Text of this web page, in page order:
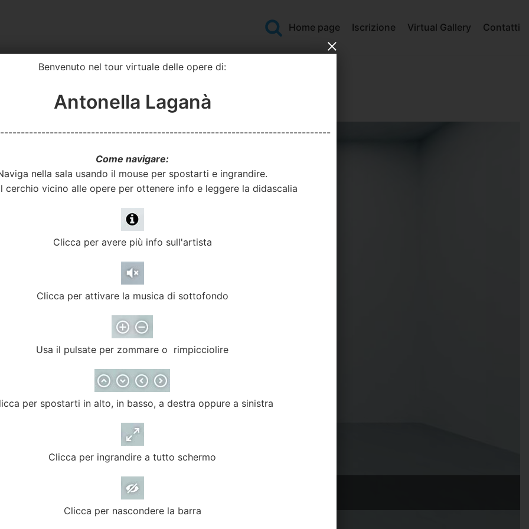
Home page Iscrizione Virtual Gallery Contatti
Virtual Gallery - Antonella Laganà
Benvenuto nel tour virtuale delle opere di:
Antonella Laganà
Come navigare:
nella sala usando il mouse per spostarti e ingrandire.
cerchio vicino alle opere per ottenere info e leggere la didascalia
Clicca per avere più info sull'artista
Clicca per attivare la musica di sottofondo
Usa il pulsate per zommare o rimpicciolire
per spostarti in alto, in basso, a destra oppure a sinistra
Clicca per ingrandire a tutto schermo
Clicca per nascondere la barra